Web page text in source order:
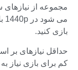
مجموعه از
بازی کنید.
حداقل نیازهای بر